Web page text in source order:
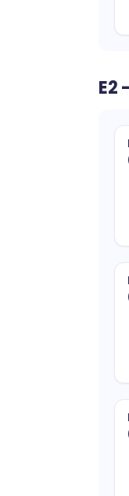
E2